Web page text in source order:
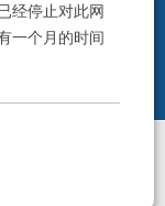
经停止对此网
一个月的时间